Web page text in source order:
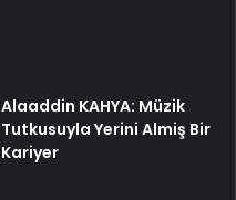
Alaaddin KAHYA: Müzik
Tutkusuyla Yerini Almiş Bir
Kariyer